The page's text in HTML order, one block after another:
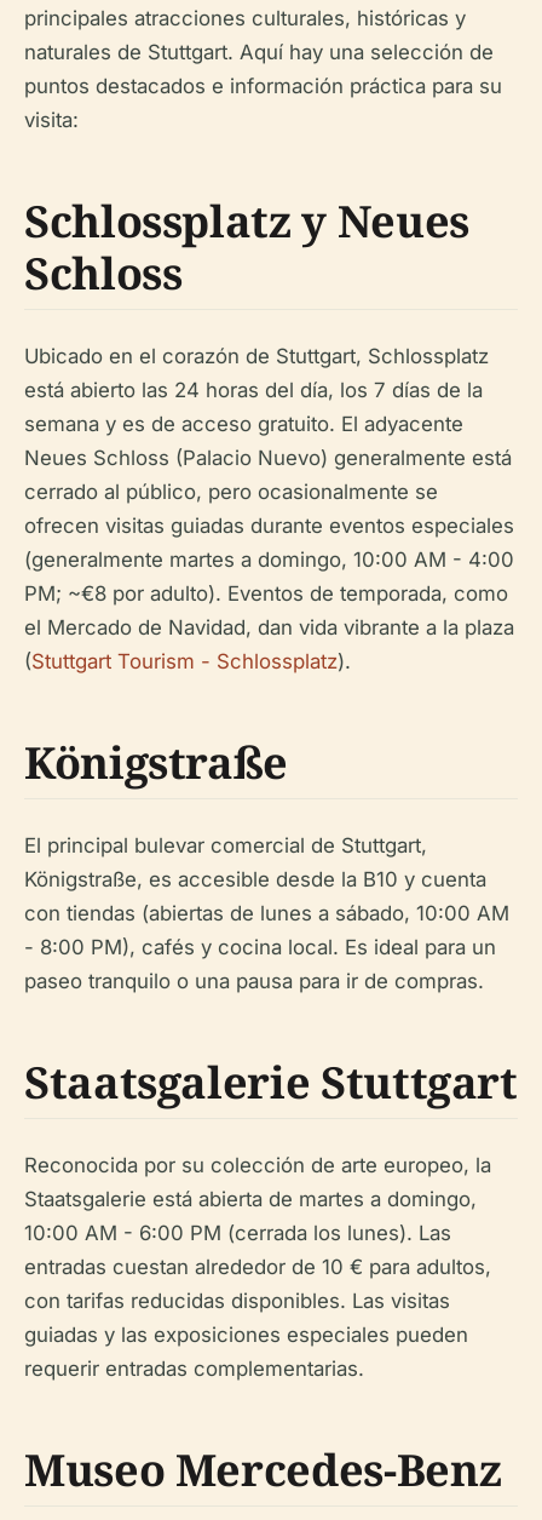
principales atracciones culturales, históricas y
naturales de Stuttgart. Aquí hay una selección de
puntos destacados e información práctica para su
visita:
Schlossplatz y Neues
Schloss
Ubicado en el corazón de Stuttgart, Schlossplatz
está abierto las 24 horas del día, los 7 días de la
semana y es de acceso gratuito. El adyacente
Neues Schloss (Palacio Nuevo) generalmente está
cerrado al público, pero ocasionalmente se
ofrecen visitas guiadas durante eventos especiales
(generalmente martes a domingo, 10:00 AM - 4:00
PM; ~€8 por adulto). Eventos de temporada, como
el Mercado de Navidad, dan vida vibrante a la plaza
(Stuttgart Tourism - Schlossplatz).
Königstraße
El principal bulevar comercial de Stuttgart,
Königstraße, es accesible desde la B10 y cuenta
con tiendas (abiertas de lunes a sábado, 10:00 AM
- 8:00 PM), cafés y cocina local. Es ideal para un
paseo tranquilo o una pausa para ir de compras.
Staatsgalerie Stuttgart
Reconocida por su colección de arte europeo, la
Staatsgalerie está abierta de martes a domingo,
10:00 AM - 6:00 PM (cerrada los lunes). Las
entradas cuestan alrededor de 10 € para adultos,
con tarifas reducidas disponibles. Las visitas
guiadas y las exposiciones especiales pueden
requerir entradas complementarias.
Museo Mercedes-Benz